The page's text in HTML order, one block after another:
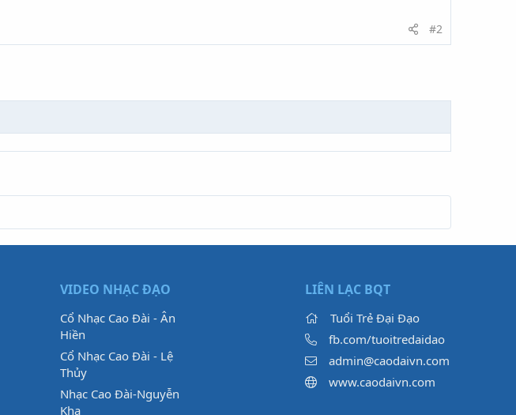
#2
VIDEO NHẠC ĐẠO
Cổ Nhạc Cao Đài - Ân
Hiền
Cổ Nhạc Cao Đài - Lệ
Thủy
Nhạc Cao Đài-Nguyễn
Kha
LIÊN LẠC BQT
Tuổi Trẻ Đại Đạo
fb.com/tuoitredaidao
admin@caodaivn.com
www.caodaivn.com